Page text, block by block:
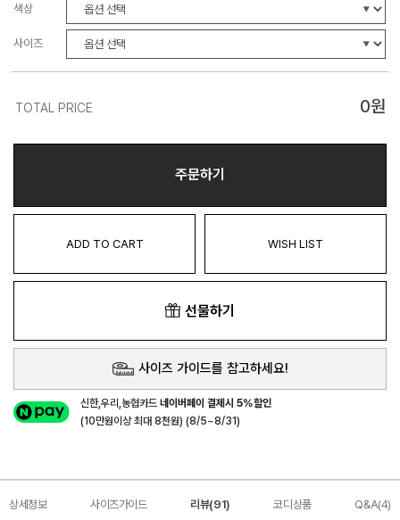
색상
사이즈
TOTAL PRICE 0원
주문하기
ADD TO CART WISH LIST
선물하기
사이즈 가이드를 참고하세요!
신한,우리,농협카드네이버페이 결제시 5%할인
(10만원이상 최대 8천원) (8/5~8/31)
상세정보 사이즈가이드 리뷰(91) 코디상품 Q&A(4)